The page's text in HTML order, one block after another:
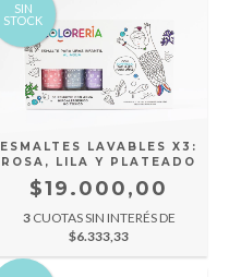
SIN
STOCK
ESMALTES LAVABLES X3:
ROSA, LILA Y PLATEADO
$19.000,00
3 CUOTAS SIN INTERÉS DE
$6.333,33